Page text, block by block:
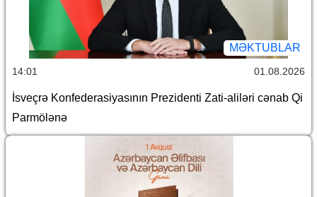
MƏKTUBLAR
14:01 01.08.2026
İsveçrə Konfederasiyasının Prezidenti Zati-aliləri cənab Qi
Parmölənə